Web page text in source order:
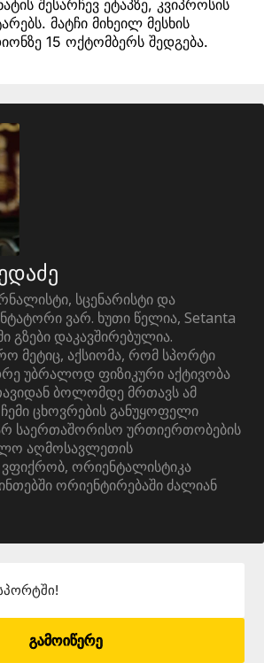
შესარჩევ ეტაპზე, კვიპროსის
მატჩი მიხეილ მესხის
15 ოქტომბერს შედგება.
სცენარისტი და
ვარ. ხუთი წელია, Setanta
გზები დაკავშირებულია.
მეტიც, აქსიომა, რომ სპორტი
უბრალოდ ფიზიკური აქტივობა
ბოლომდე მრთავს ამ
ცხოვრების განუყოფელი
საერთაშორისო ურთიერთობების
აღმოსავლეთის
ორიენტალისტიკა
ორიენტირებაში ძალიან
გამოიწერე